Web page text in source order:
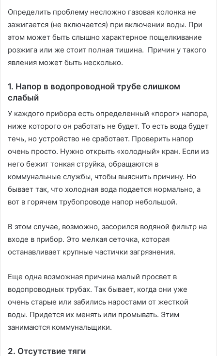
Определить проблему несложно газовая колонка не
зажигается (не включается) при включении воды. При
этом может быть слышно характерное пощелкивание
розжига или же стоит полная тишина. Причин у такого
явления может быть несколько.
1. Напор в водопроводной трубе слишком
слабый
У каждого прибора есть определенный «порог» напора,
ниже которого он работать не будет. То есть вода будет
течь, но устройство не сработает. Проверить напор
очень просто. Нужно открыть «холодный» кран. Если из
него бежит тонкая струйка, обращаются в
коммунальные службы, чтобы выяснить причину. Но
бывает так, что холодная вода подается нормально, а
вот в горячем трубопроводе напор небольшой.
В этом случае, возможно, засорился водяной фильтр на
входе в прибор. Это мелкая сеточка, которая
останавливает крупные частички загрязнения.
Еще одна возможная причина малый просвет в
водопроводных трубах. Так бывает, когда они уже
очень старые или забились наростами от жесткой
воды. Придется их менять или промывать. Этим
занимаются коммунальщики.
2. Отсутствие тяги